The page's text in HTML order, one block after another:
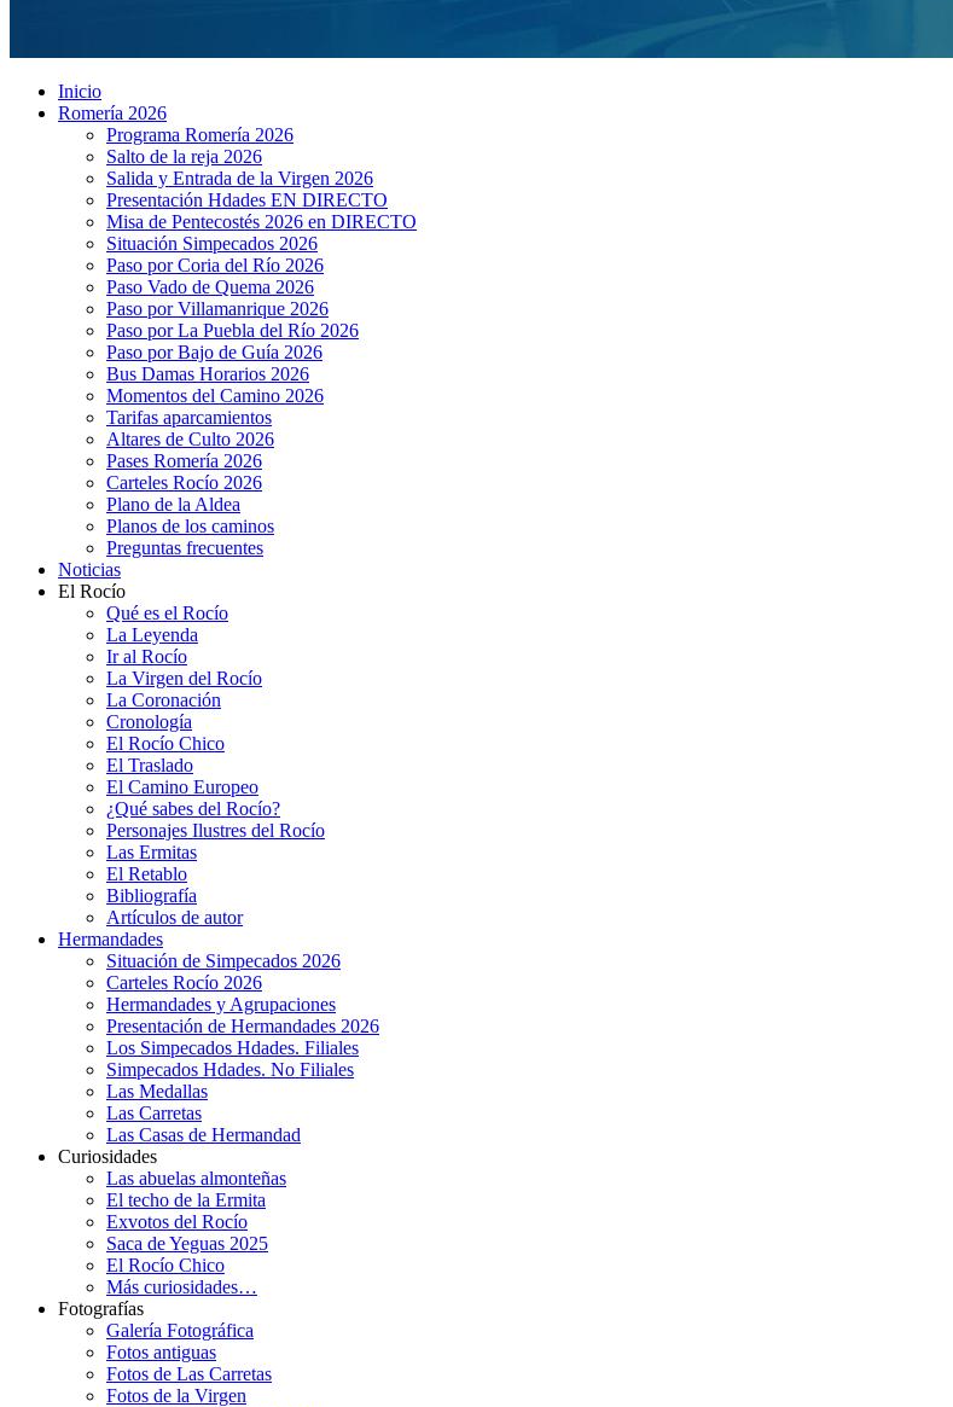
Inicio
Romería 2026
Programa Romería 2026
Salto de la reja 2026
Salida y Entrada de la Virgen 2026
Presentación Hdades EN DIRECTO
Misa de Pentecostés 2026 en DIRECTO
Situación Simpecados 2026
Paso por Coria del Río 2026
Paso Vado de Quema 2026
Paso por Villamanrique 2026
Paso por La Puebla del Río 2026
Paso por Bajo de Guía 2026
Bus Damas Horarios 2026
Momentos del Camino 2026
Tarifas aparcamientos
Altares de Culto 2026
Pases Romería 2026
Carteles Rocío 2026
Plano de la Aldea
Planos de los caminos
Preguntas frecuentes
Noticias
El Rocío
Qué es el Rocío
La Leyenda
Ir al Rocío
La Virgen del Rocío
La Coronación
Cronología
El Rocío Chico
El Traslado
El Camino Europeo
¿Qué sabes del Rocío?
Personajes Ilustres del Rocío
Las Ermitas
El Retablo
Bibliografía
Artículos de autor
Hermandades
Situación de Simpecados 2026
Carteles Rocío 2026
Hermandades y Agrupaciones
Presentación de Hermandades 2026
Los Simpecados Hdades. Filiales
Simpecados Hdades. No Filiales
Las Medallas
Las Carretas
Las Casas de Hermandad
Curiosidades
Las abuelas almonteñas
El techo de la Ermita
Exvotos del Rocío
Saca de Yeguas 2025
El Rocío Chico
Más curiosidades…
Fotografías
Galería Fotográfica
Fotos antiguas
Fotos de Las Carretas
Fotos de la Virgen